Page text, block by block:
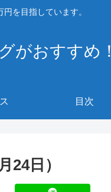
を目指しています。
がおすすめ！
目次
24日）